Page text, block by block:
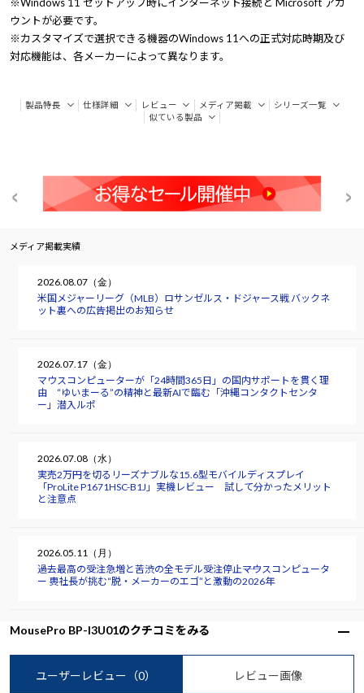
ウントが必要です。
※カスタマイズで選択できる機器のWindows 11への正式対応時期及び
対応機能は、各メーカーによって異なります。
製品特長 仕様詳細 レビュー メディア掲載
シリーズ一覧
似ている製品
メディア掲載実績
2026.08.07（金）
米国メジャーリーグ（MLB）ロサンゼルス・ドジャース戦 バックネ
ット裏への広告掲出のお知らせ
2026.07.17（金）
マウスコンピューターが「24時間365日」の国内サポートを貫く理
由 “ゆいまーる”の精神と最新AIで臨む「沖縄コンタクトセンタ
ー」潜入ルポ
2026.07.08（水）
実売2万円を切るリーズナブルな15.6型モバイルディスプレイ
「ProLite P1671HSC-B1J」実機レビュー 試して分かったメリット
と注意点
2026.05.11（月）
過去最高の受注急増と苦渋の全モデル受注停止――マウスコンピュータ
ー 軣社長が挑む“脱・メーカーのエゴ”と激動の2026年
MousePro BP-I3U01のクチコミをみる
ユーザーレビュー （0） レビュー画像